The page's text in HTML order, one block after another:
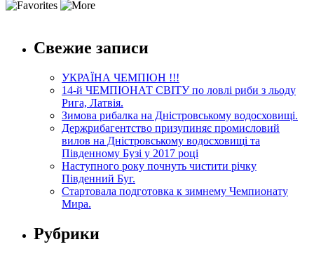
Свежие записи
УКРАЇНА ЧЕМПІОН !!!
14-й ЧЕМПІОНАТ СВІТУ по ловлі риби з льоду
Рига, Латвія.
Зимова рибалка на Дністровському водосховищі.
Держрибагентство призупиняє промисловий
вилов на Дністровському водосховищі та
Південному Бузі у 2017 році
Наступного року почнуть чистити річку
Південний Буг.
Стартовала подготовка к зимнему Чемпионату
Мира.
Рубрики